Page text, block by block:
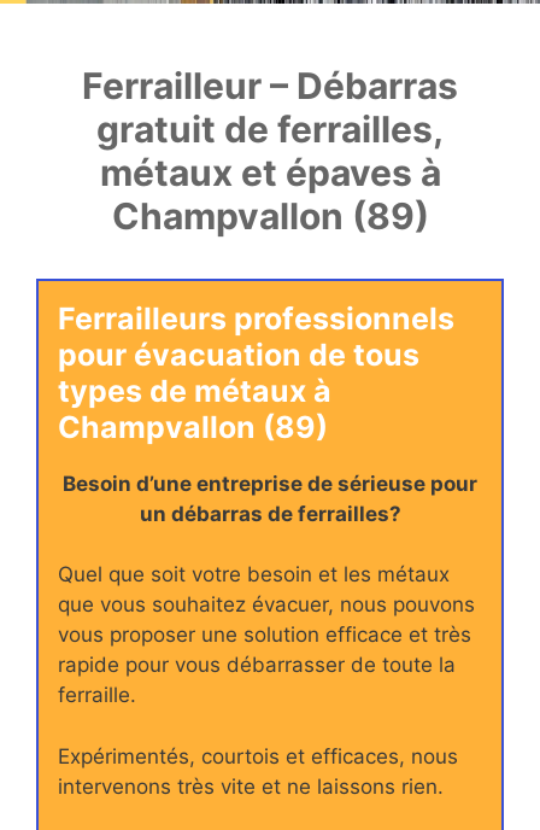
Ferrailleur – Débarras
gratuit de ferrailles,
métaux et épaves à
Champvallon (89)
Ferrailleurs professionnels
pour évacuation de tous
types de métaux à
Champvallon (89)
Besoin d’une entreprise de sérieuse pour
un débarras de ferrailles?
Quel que soit votre besoin et les métaux
que vous souhaitez évacuer, nous pouvons
vous proposer une solution efficace et très
rapide pour vous débarrasser de toute la
ferraille.
Expérimentés, courtois et efficaces, nous
intervenons très vite et ne laissons rien.